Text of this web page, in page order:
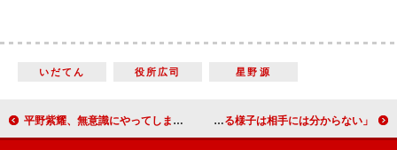
いだてん 役所広司 星野源
平野紫耀、無意識にやってしまう癖を告白 「直そうと思った時期もあったけど」 西田敏行「西島（秀俊）くんは実にうまい酔い方」 「ヘベレケになっている様子は相手には分からない」